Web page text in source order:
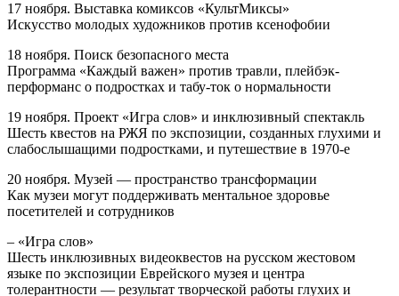
17 ноября. Выставка комиксов «КультМиксы»
Искусство молодых художников против ксенофобии
18 ноября. Поиск безопасного места
Программа «Каждый важен» против травли, плейбэк-
перформанс о подростках и табу-ток о нормальности
19 ноября. Проект «Игра слов» и инклюзивный спектакль
Шесть квестов на РЖЯ по экспозиции, созданных глухими и
слабослышащими подростками, и путешествие в 1970-е
20 ноября. Музей — пространство трансформации
Как музеи могут поддерживать ментальное здоровье
посетителей и сотрудников
– «Игра слов»
Шесть инклюзивных видеоквестов на русском жестовом
языке по экспозиции Еврейского музея и центра
толерантности — результат творческой работы глухих и